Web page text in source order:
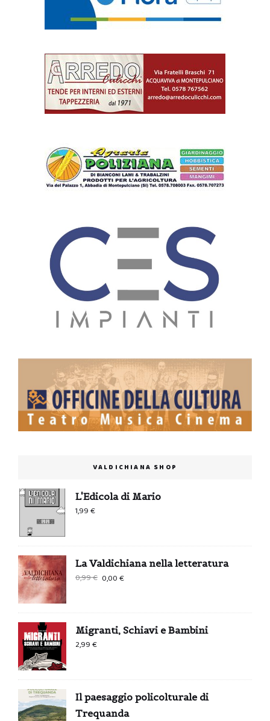
VALDICHIANA SHOP
L'Edicola di Mario
1,99€
La Valdichiana nella letteratura
0,99€
era:
0,99 €.
0,00€
è:
0,00 €.
Migranti, Schiavi e Bambini
2,99€
Il paesaggio policolturale di
Trequanda